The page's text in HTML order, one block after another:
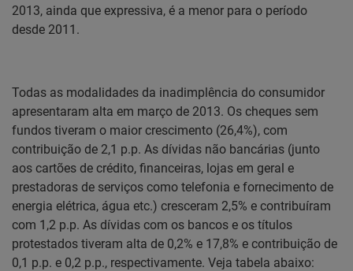
2013, ainda que expressiva, é a menor para o período
desde 2011.
Todas as modalidades da inadimplência do consumidor
apresentaram alta em março de 2013. Os cheques sem
fundos tiveram o maior crescimento (26,4%), com
contribuição de 2,1 p.p. As dívidas não bancárias (junto
aos cartões de crédito, financeiras, lojas em geral e
prestadoras de serviços como telefonia e fornecimento de
energia elétrica, água etc.) cresceram 2,5% e contribuíram
com 1,2 p.p. As dívidas com os bancos e os títulos
protestados tiveram alta de 0,2% e 17,8% e contribuição de
0,1 p.p. e 0,2 p.p., respectivamente. Veja tabela abaixo: